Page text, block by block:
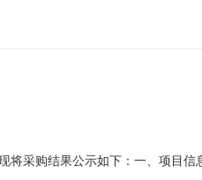
采购结果公示如下：一、项目信